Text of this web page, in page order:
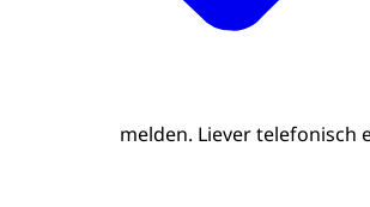
melden. Liever telefonisch